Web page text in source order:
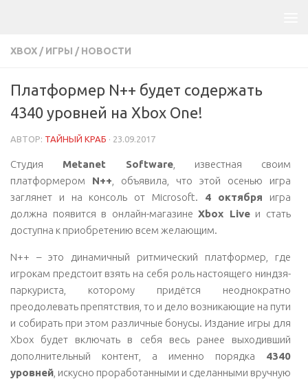
XBOX / ИГРЫ / НОВОСТИ
Платформер N++ будет содержать
4340 уровней на Xbox One!
АВТОР: ТАЙНЫЙ КРАБ · 23.09.2017
Студия Metanet Software , известная своим
платформером N++ , объявила, что этой осенью игра
заглянет и на консоль от Microsoft. 4 октября игра
должна появится в онлайн-магазинеXbox Liveи стать
доступна к приобретению всем желающим.
N++ – это динамичный ритмический платформер, где
игрокам предстоит взять на себя роль настоящего ниндзя-
паркуриста, которому придётся неоднократно
преодолевать препятствия, то и дело возникающие на пути
и собирать при этом различные бонусы. Издание игры для
Xbox будет включать в себя весь ранее выходивший
дополнительный контент, а именно порядка 4340
уровней , искусно проработанными и сделанными вручную